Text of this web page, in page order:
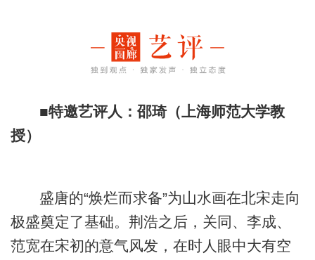
■特邀艺评人：邵琦（上海师范大学教
授）
盛唐的“焕烂而求备”为山水画在北宋走向
极盛奠定了基础。荆浩之后，关同、李成、
范宽在宋初的意气风发，在时人眼中大有空